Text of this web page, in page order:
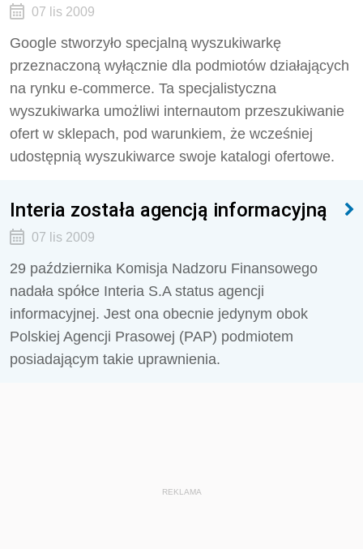
07 lis 2009
Google stworzyło specjalną wyszukiwarkę
przeznaczoną wyłącznie dla podmiotów działających
na rynku e-commerce. Ta specjalistyczna
wyszukiwarka umożliwi internautom przeszukiwanie
ofert w sklepach, pod warunkiem, że wcześniej
udostępnią wyszukiwarce swoje katalogi ofertowe.
Interia została agencją informacyjną
07 lis 2009
29 października Komisja Nadzoru Finansowego
nadała spółce Interia S.A status agencji
informacyjnej. Jest ona obecnie jedynym obok
Polskiej Agencji Prasowej (PAP) podmiotem
posiadającym takie uprawnienia.
REKLAMA